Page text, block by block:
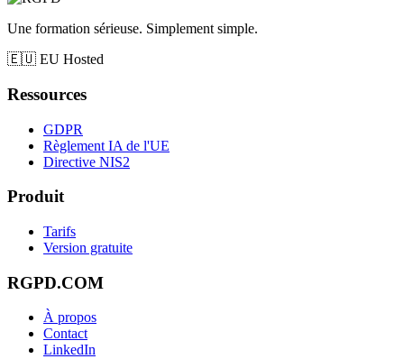
Une formation sérieuse. Simplement simple.
🇪🇺 EU Hosted
Ressources
GDPR
Règlement IA de l'UE
Directive NIS2
Produit
Tarifs
Version gratuite
RGPD.COM
À propos
Contact
LinkedIn